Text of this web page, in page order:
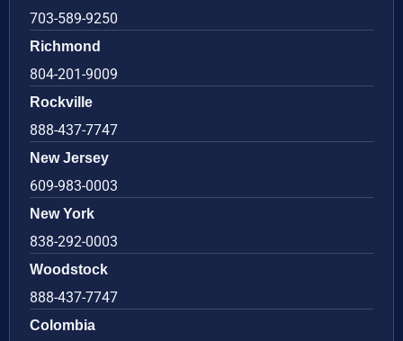
703-589-9250
Richmond
804-201-9009
Rockville
888-437-7747
New Jersey
609-983-0003
New York
838-292-0003
Woodstock
888-437-7747
Colombia